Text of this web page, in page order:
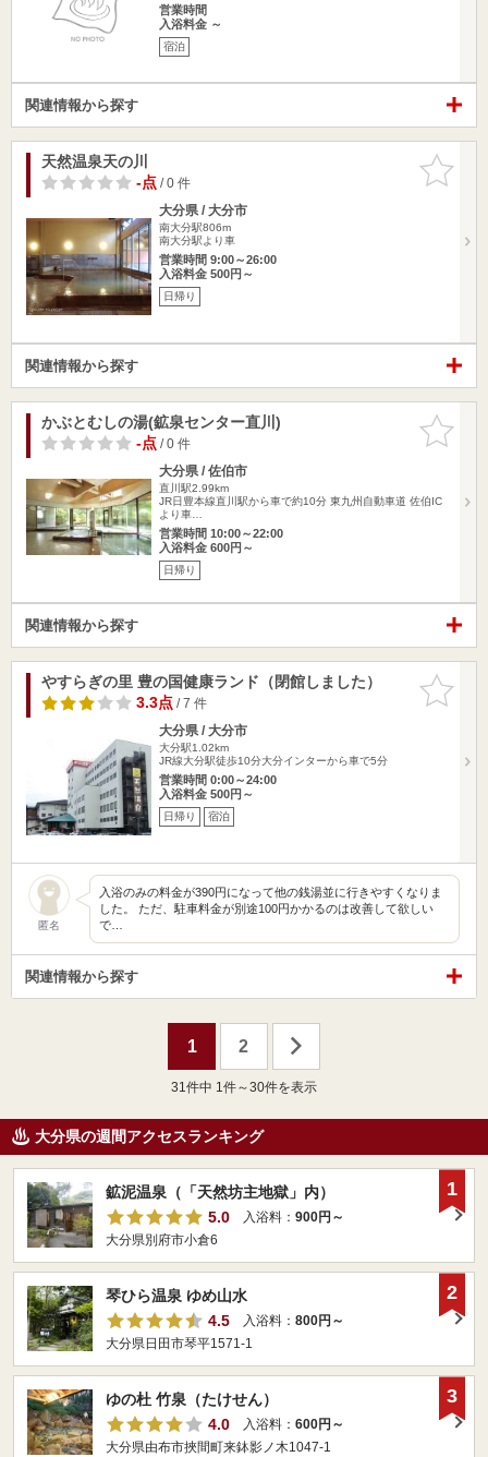
営業時間
入浴料金 ～
宿泊
関連情報から探す
お気に入
りに追加
天然温泉天の川
-点/ 0 件
大分県 / 大分市
南大分駅806m
南大分駅より車
営業時間 9:00～26:00
入浴料金 500円～
日帰り
関連情報から探す
お気に入
りに追加
かぶとむしの湯(鉱泉センター直川)
-点/ 0 件
大分県 / 佐伯市
直川駅2.99km
JR日豊本線直川駅から車で約10分 東九州自動車道 佐伯IC
より車…
営業時間 10:00～22:00
入浴料金 600円～
日帰り
関連情報から探す
お気に入
りに追加
やすらぎの里 豊の国健康ランド（閉館しました）
3.3点/ 7 件
大分県 / 大分市
大分駅1.02km
JR線大分駅徒歩10分大分インターから車で5分
営業時間 0:00～24:00
入浴料金 500円～
日帰り 宿泊
匿名
入浴のみの料金が390円になって他の銭湯並に行きやすくなりま
した。 ただ、駐車料金が別途100円かかるのは改善して欲しい
で…
関連情報から探す
1 2
31 件中 1件～30件を表示
大分県の週間アクセスランキング
鉱泥温泉（「天然坊主地獄」内）
5.0
入浴料： 900円～
大分県別府市小倉6
1
琴ひら温泉 ゆめ山水
4.5
入浴料： 800円～
大分県日田市琴平1571-1
2
ゆの杜 竹泉（たけせん）
4.0
入浴料： 600円～
大分県由布市挾間町来鉢影ノ木1047-1
3